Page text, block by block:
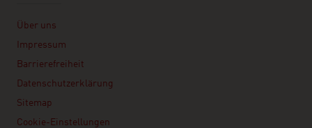
Über uns
Impressum
Barrierefreiheit
Datenschutzerklärung
Sitemap
Cookie-Einstellungen